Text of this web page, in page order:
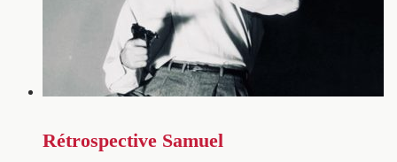
Rétrospective Samuel